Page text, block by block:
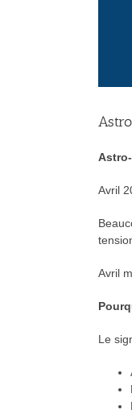
Avril
Avril
Le